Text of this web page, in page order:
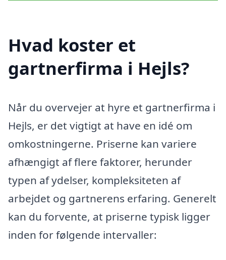
Hvad koster et
gartnerfirma i Hejls?
Når du overvejer at hyre et gartnerfirma i
Hejls, er det vigtigt at have en idé om
omkostningerne. Priserne kan variere
afhængigt af flere faktorer, herunder
typen af ydelser, kompleksiteten af
arbejdet og gartnerens erfaring. Generelt
kan du forvente, at priserne typisk ligger
inden for følgende intervaller: